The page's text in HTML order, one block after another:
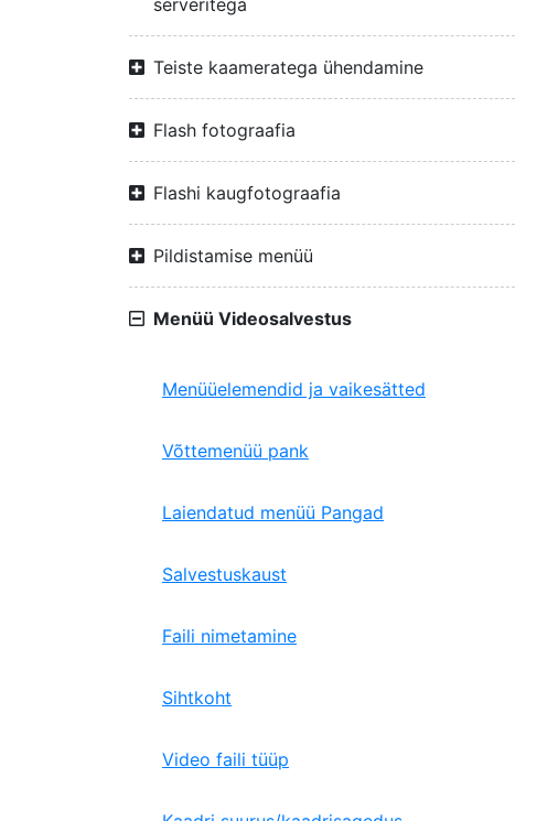
serveritega
Teiste kaameratega ühendamine
Flash fotograafia
Flashi kaugfotograafia
Pildistamise menüü
Menüü Videosalvestus
Menüüelemendid ja vaikesätted
Võttemenüü pank
Laiendatud menüü Pangad
Salvestuskaust
Faili nimetamine
Sihtkoht
Video faili tüüp